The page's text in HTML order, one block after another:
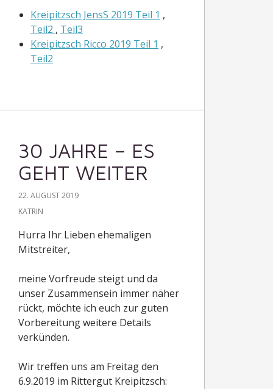
Kreipitzsch JensS 2019 Teil 1 ,
Teil2 , Teil3
Kreipitzsch Ricco 2019 Teil 1 ,
Teil2
30 JAHRE – ES
GEHT WEITER
22. AUGUST 2019
KATRIN
Hurra Ihr Lieben ehemaligen
Mitstreiter,
meine Vorfreude steigt und da
unser Zusammensein immer näher
rückt, möchte ich euch zur guten
Vorbereitung weitere Details
verkünden.
Wir treffen uns am Freitag den
6.9.2019 im Rittergut Kreipitzsch: